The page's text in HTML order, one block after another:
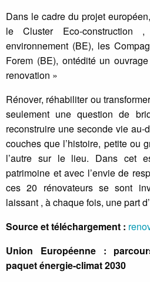
Dans le cadre du projet
le Cluster Eco-construction
environnement (BE), les
Forem (BE), ontédité un
renovation »
Rénover, réhabiliter ou
seulement une question de
reconstruire une seconde vie au-
couches que l’histoire, petite ou
l’autre sur le lieu. Dans cet
patrimoine et avec l’envie de
ces 20 rénovateurs se sont
laissant , à chaque fois, une part
Source et téléchargement :
Union Européenne :
paquet énergie-climat 2030